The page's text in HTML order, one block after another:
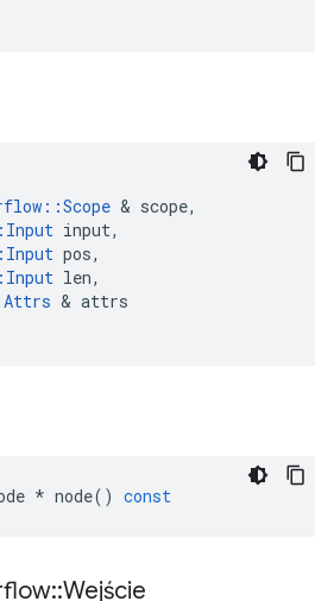
::Scope & scope,
Input input,
Input pos,
Input len,
Attrs & attrs
* node() const
::Wejście